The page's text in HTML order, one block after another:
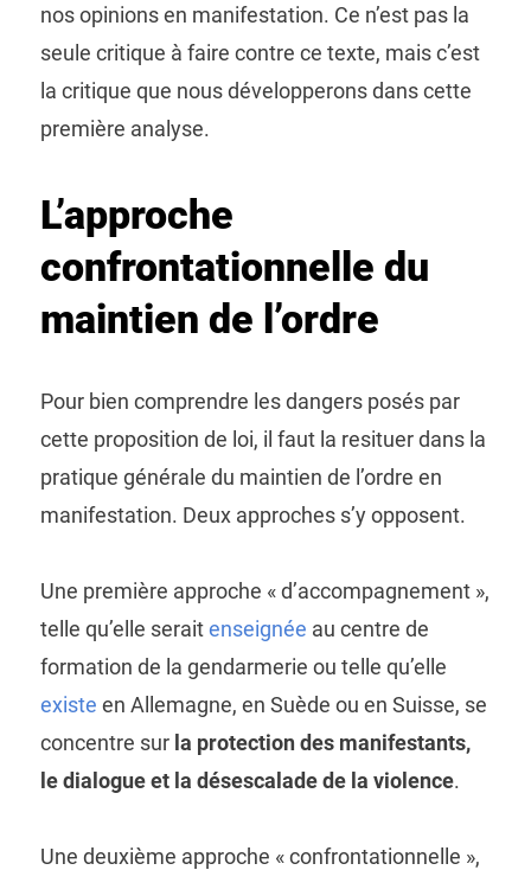
nos opinions en manifestation. Ce n’est pas la
seule critique à faire contre ce texte, mais c’est
la critique que nous développerons dans cette
première analyse.
L’approche
confrontationnelle du
maintien de l’ordre
Pour bien comprendre les dangers posés par
cette proposition de loi, il faut la resituer dans la
pratique générale du maintien de l’ordre en
manifestation. Deux approches s’y opposent.
Une première approche « d’accompagnement »,
telle qu’elle seraitenseignée au centre de
formation de la gendarmerie ou telle qu’elle
existe en Allemagne, en Suède ou en Suisse, se
concentre sur la protection des manifestants,
le dialogue et la désescalade de la violence.
Une deuxième approche « confrontationnelle »,